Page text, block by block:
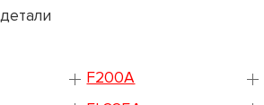
F200A